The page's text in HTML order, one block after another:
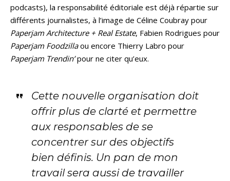
podcasts), la responsabilité éditoriale est déjà répartie sur
différents journalistes, à l’image de Céline Coubray pour
Paperjam Architecture + Real Estate, Fabien Rodrigues pour
Paperjam Foodzillaou encore Thierry Labro pour
Paperjam Trendin’pour ne citer qu’eux.
Cette nouvelle organisation doit
offrir plus de clarté et permettre
aux responsables de se
concentrer sur des objectifs
bien définis. Un pan de mon
travail sera aussi de travailler